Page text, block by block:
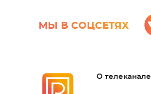
МЫ В СОЦСЕТЯХ
О телеканале